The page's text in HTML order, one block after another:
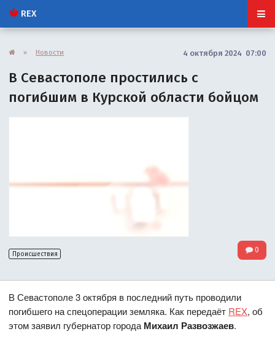
REX
» Новости 4 октября 2024 07:00
В Севастополе простились с
погибшим в Курской области бойцом
Происшествия 0
В Севастополе 3 октября в последний путь проводили
погибшего на спецоперации земляка. Как передаёт REX, об
этом заявил губернатор городаМихаил Развозжаев.